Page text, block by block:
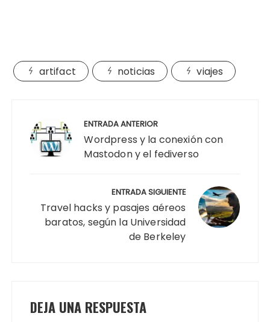
artifact noticias viajes
entradas
ENTRADA ANTERIOR
Wordpress y la conexión con
Mastodon y el fediverso
ENTRADA SIGUIENTE
Travel hacks y pasajes aéreos
baratos, según la Universidad
de Berkeley
DEJA UNA RESPUESTA